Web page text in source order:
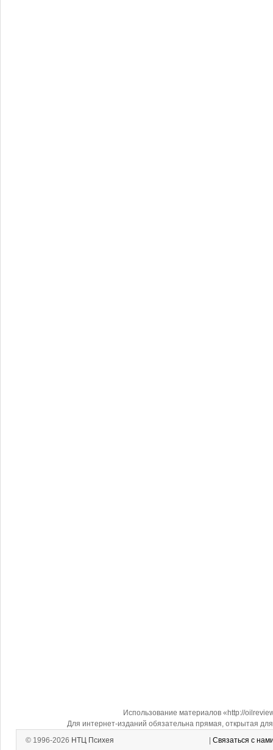
Использование материалов «http://
Для интернет-изданий обязательна прямая, открытая
© 1996-2026 НТЦ Психея Связаться с